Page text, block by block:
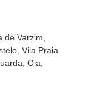
de Varzim
, Vila Praia
, Oia